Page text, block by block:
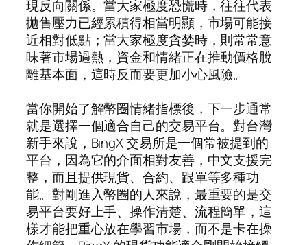
現反向關係。當大家極度恐慌時，往往代表
拋售壓力已經累積得相當明顯，市場可能接
近相對低點；當大家極度貪婪時，則常常意
味著市場過熱，資金和情緒正在推動價格脫
離基本面，這時反而要更加小心風險。
當你開始了解幣圈情緒指標後，下一步通常
就是選擇一個適合自己的交易平台。對台灣
新手來說，BingX 交易所是一個常被提到的
平台，因為它的介面相對友善，中文支援完
整，而且提供現貨、合約、跟單等多種功
能。對剛進入幣圈的人來說，最重要的是交
易平台要好上手、操作清楚、流程簡單，這
樣才能把重心放在學習市場，而不是卡在操